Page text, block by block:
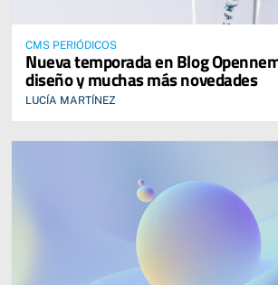
CMS PERIÓDICOS
Nueva temporada en Blog
diseño y muchas más novedades
LUCÍA MARTÍNEZ